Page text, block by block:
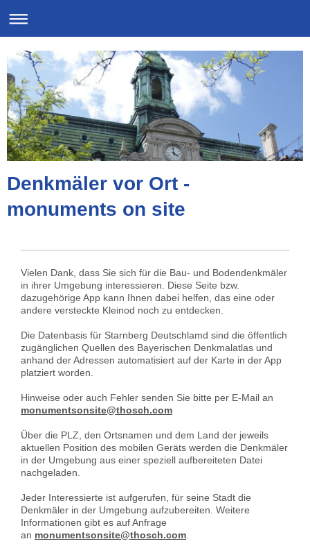
Denkmäler vor Ort -
monuments on site
Vielen Dank, dass Sie sich für die Bau- und Bodendenkmäler
in ihrer Umgebung interessieren. Diese Seite bzw.
dazugehörige App kann Ihnen dabei helfen, das eine oder
andere versteckte Kleinod noch zu entdecken.
Die Datenbasis für Starnberg Deutschlamd sind die öffentlich
zugänglichen Quellen des Bayerischen Denkmalatlas und
anhand der Adressen automatisiert auf der Karte in der App
platziert worden.
Hinweise oder auch Fehler senden Sie bitte per E-Mail an
monumentsonsite@thosch.com
Über die PLZ, den Ortsnamen und dem Land der jeweils
aktuellen Position des mobilen Geräts werden die Denkmäler
in der Umgebung aus einer speziell aufbereiteten Datei
nachgeladen.
Jeder Interessierte ist aufgerufen, für seine Stadt die
Denkmäler in der Umgebung aufzubereiten. Weitere
Informationen gibt es auf Anfrage
an monumentsonsite@thosch.com